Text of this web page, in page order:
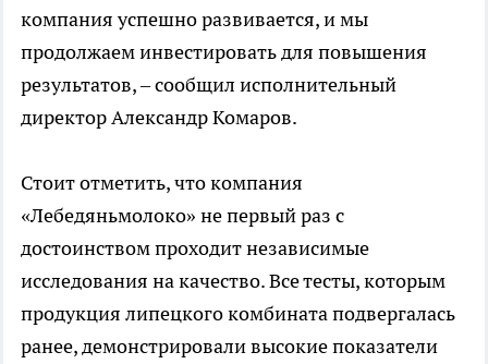
компания успешно развивается, и мы
продолжаем инвестировать для повышения
результатов, – сообщил исполнительный
директор Александр Комаров.
Стоит отметить, что компания
«Лебедяньмолоко» не первый раз с
достоинством проходит независимые
исследования на качество. Все тесты, которым
продукция липецкого комбината подвергалась
ранее, демонстрировали высокие показатели